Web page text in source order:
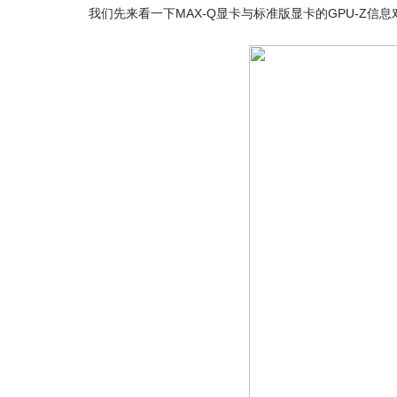
我们先来看一下MAX-Q显卡与标准版显卡的GPU-Z信息